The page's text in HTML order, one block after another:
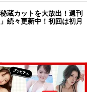
蔵カットを大放出！週刊
続々更新中！初回は初月